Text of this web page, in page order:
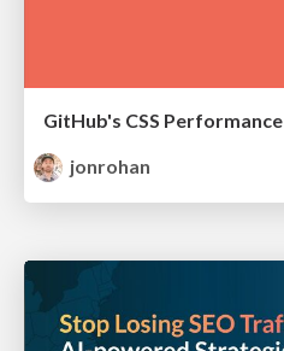
GitHub's CSS Performance
jonrohan